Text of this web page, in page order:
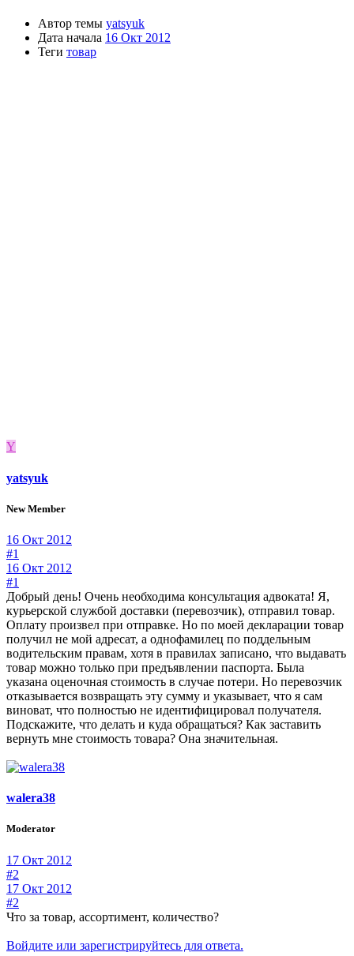
Автор темы yatsyuk
Дата начала 16 Окт 2012
Теги товар
Y
yatsyuk
New Member
16 Окт 2012
#1
16 Окт 2012
#1
Добрый день! Очень необходима консультация адвоката! Я,
курьерской службой доставки (перевозчик), отправил товар.
Оплату произвел при отправке. Но по моей декларации товар
получил не мой адресат, а однофамилец по поддельным
водительским правам, хотя в правилах записано, что выдавать
товар можно только при предъявлении паспорта. Была
указана оценочная стоимость в случае потери. Но перевозчик
отказывается возвращать эту сумму и указывает, что я сам
виноват, что полностью не идентифицировал получателя.
Подскажите, что делать и куда обращаться? Как заставить
вернуть мне стоимость товара? Она значительная.
walera38
Moderator
17 Окт 2012
#2
17 Окт 2012
#2
Что за товар, ассортимент, количество?
Войдите или зарегистрируйтесь для ответа.